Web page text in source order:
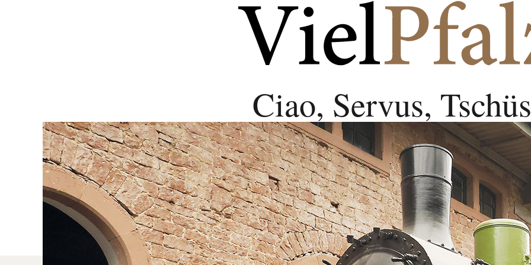
Ciao, Servus,